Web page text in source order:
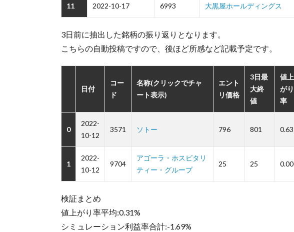
11 2022-10-17 6993 大黒屋ホールディングス
3日前に抽出した銘柄の振り返りとなります。
こちらの自動投稿ですので、後ほど所感など記載予定です。
日付
コー
ド
名称(クリックでチャ
ート表示)
エント
リ価格
3日最
大終
値
値上
がり
率
0
2022-
10-12
3571 ソトー 796 801 0.63
1
2022-
10-12
9704
アゴーラ・ホスピタリ
ティー・グループ
25 25 0.00
検証まとめ
値上がり率平均:0.31%
シミュレーション利益率合計:-1.69%